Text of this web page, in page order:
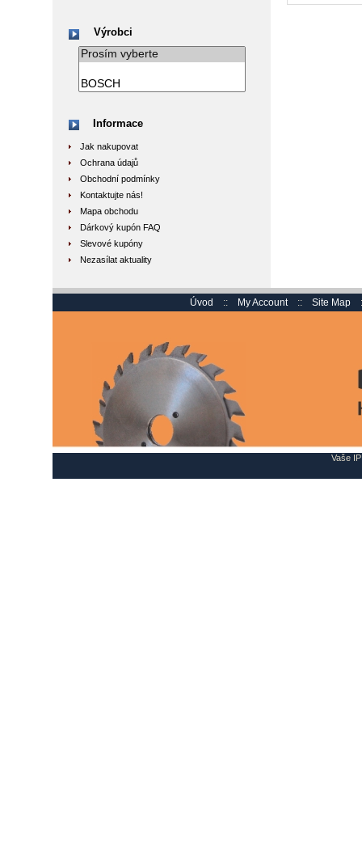
Výrobci
Informace
Jak nakupovat
Ochrana údajů
Obchodní podmínky
Kontaktujte nás!
Mapa obchodu
Dárkový kupón FAQ
Slevové kupóny
Nezasílat aktuality
Úvod :: My Account :: Site Map
Vaše